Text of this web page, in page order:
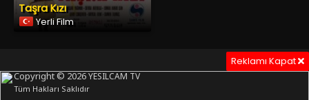
Taşra Kızı
Yerli Film
Copyright © 2026YESILCAM TV
Tüm Hakları Saklıdır
Reklamı Kapat